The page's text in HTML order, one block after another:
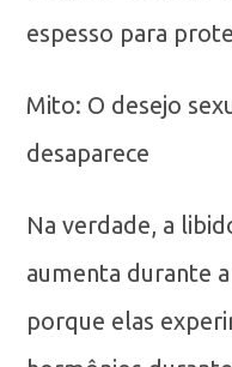
espesso para
Mito: O desejo
desaparece
Na verdade, a
aumenta durante
porque elas